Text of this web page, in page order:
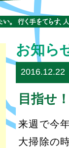
お知ら
2016.12.22
目指せ
来週で今
大掃除の